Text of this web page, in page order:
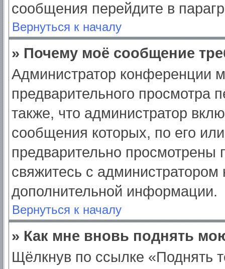
сообщения перейдите в
Вернуться к началу
» Почему моё сообщение
Администратор конференции
предварительного просмотра
также, что администратор
сообщения которых, по его
предварительно просмотрены
свяжитесь с
дополнительной информации.
Вернуться к началу
» Как мне вновь поднять
Щёлкнув по ссылке «Поднять